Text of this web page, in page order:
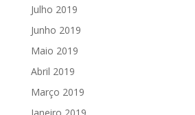
Julho 2019
Junho 2019
Maio 2019
Abril 2019
Março 2019